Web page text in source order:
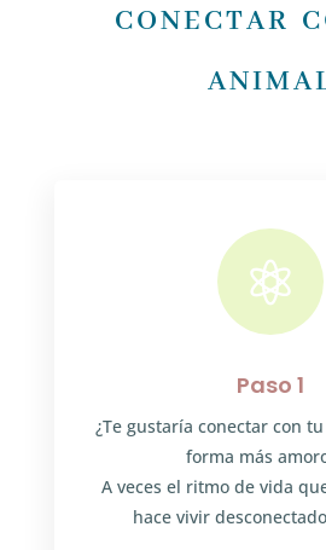
conectar

Paso 1
¿Te gustaría conectar con
forma más
A veces el ritmo de vida
hace vivir